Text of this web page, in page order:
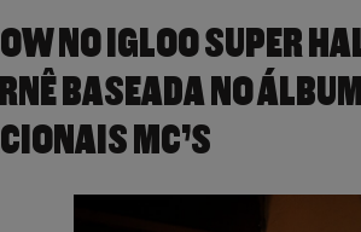
NO IGLOO SUPER
BASEADA NO
MC’S